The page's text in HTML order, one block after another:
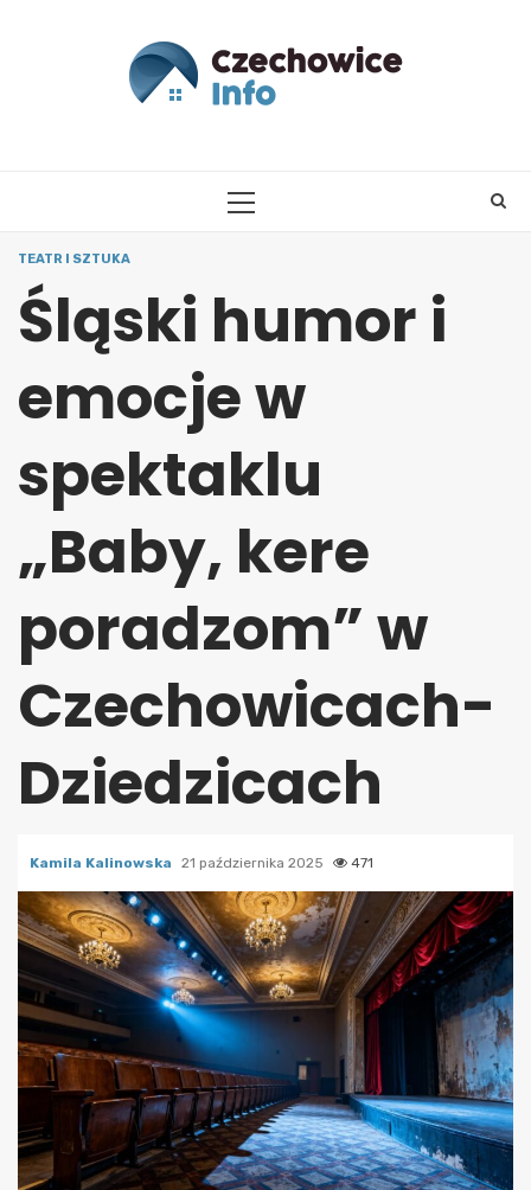
PRIMARY
TEATR I SZTUKA
Śląski humor i
emocje w
spektaklu
„Baby, kere
poradzom” w
Czechowicach-
Dziedzicach
Kamila Kalinowska 21 października 2025 471